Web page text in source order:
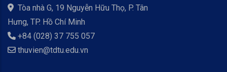
Tòa nhà G, 19 Nguyễn Hữu Thọ, P. Tân
Hưng, TP. Hồ Chí Minh
+84 (028) 37 755 057
thuvien@tdtu.edu.vn